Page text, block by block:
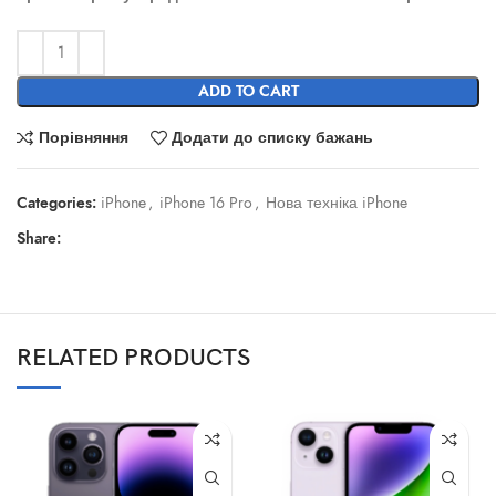
ADD TO CART
Порівняння Додати до списку бажань
Categories: iPhone, iPhone 16 Pro , Нова техніка iPhone
Share:
RELATED PRODUCTS